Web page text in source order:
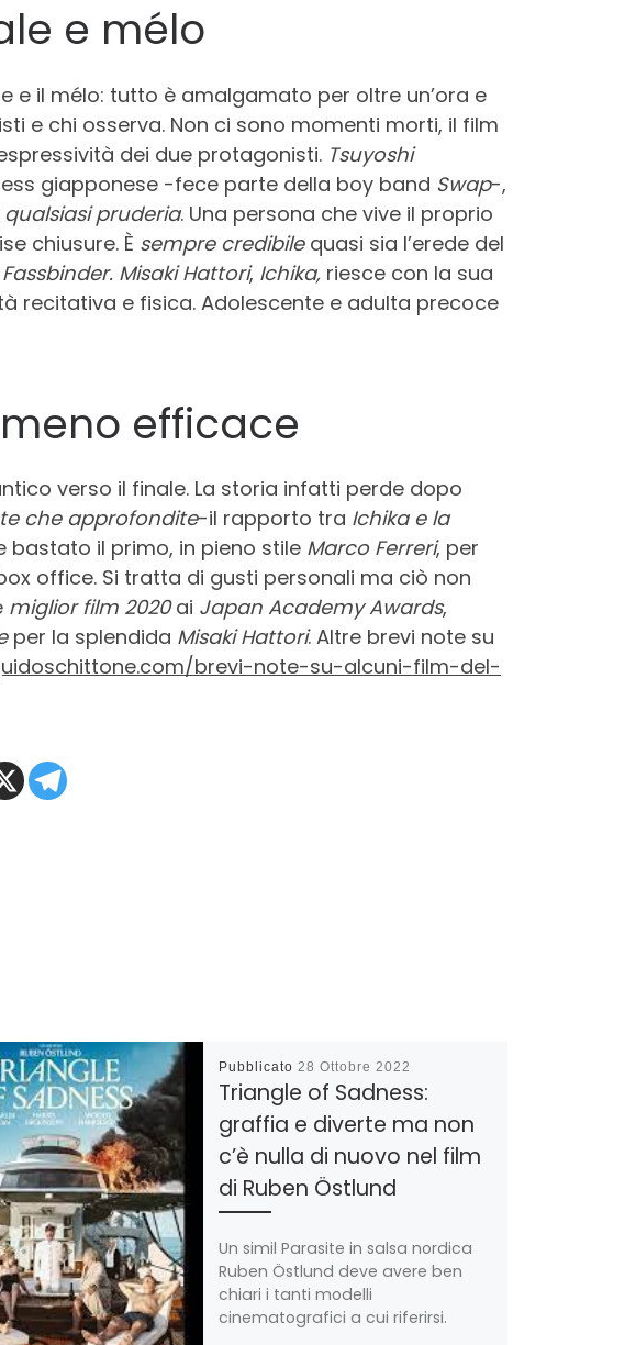
e mélo
e il mélo: tutto è amalgamato per oltre un’ora e
e chi osserva. Non ci sono momenti morti, il film
dei due protagonisti. Tsuyoshi
giapponese -fece parte della boy band Swap-,
pruderia. Una persona che vive il proprio
chiusure. È sempre credibilequasi sia l’erede del
Misaki Hattori, Ichika, riesce con la sua
recitativa e fisica. Adolescente e adulta precoce
efficace
verso il finale. La storia infatti perde dopo
che approfondite-il rapporto tra Ichika e la
bastato il primo, in pieno stile Marco Ferreri, per
office. Si tratta di gusti personali ma ciò non
miglior film 2020ai Japan Academy Awards,
per la splendida Misaki Hattori. Altre brevi note su
brevi-note-su-alcuni-film-del-
Pubblicato 28 Ottobre 2022
Triangle of Sadness:
graffia e diverte ma non
c’è nulla di nuovo nel film
di Ruben Östlund
Un simil Parasite in salsa nordica
Ruben Östlund deve avere ben
chiari i tanti modelli
cinematografici a cui riferirsi.